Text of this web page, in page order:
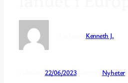
Kenneth J.
22/06/2023Kategori: Nyheter